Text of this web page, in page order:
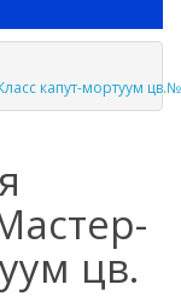
капут-мортуум
цв.